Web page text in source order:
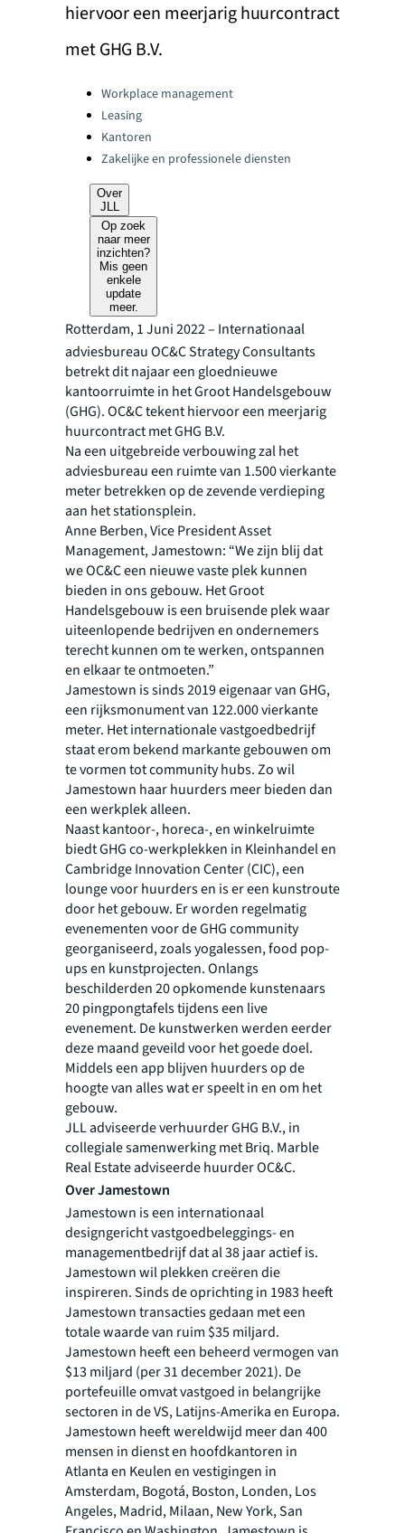
hiervoor een meerjarig huurcontract
met GHG B.V.
Categories:Workplace management
Leasing
Kantoren
Zakelijke en professionele diensten
Over
JLL
Op zoek
naar meer
inzichten?
Mis geen
enkele
update
meer.
Rotterdam, 1 Juni 2022– Internationaal
adviesbureau OC&C Strategy Consultants
betrekt dit najaar een gloednieuwe
kantoorruimte in het Groot Handelsgebouw
(GHG). OC&C tekent hiervoor een meerjarig
huurcontract met GHG B.V.
Na een uitgebreide verbouwing zal het
adviesbureau een ruimte van 1.500 vierkante
meter betrekken op de zevende verdieping
aan het stationsplein.
Anne Berben, Vice President Asset
Management, Jamestown: “We zijn blij dat
we OC&C een nieuwe vaste plek kunnen
bieden in ons gebouw. Het Groot
Handelsgebouw is een bruisende plek waar
uiteenlopende bedrijven en ondernemers
terecht kunnen om te werken, ontspannen
en elkaar te ontmoeten.”
Jamestown is sinds 2019 eigenaar van GHG,
een rijksmonument van 122.000 vierkante
meter. Het internationale vastgoedbedrijf
staat erom bekend markante gebouwen om
te vormen tot community hubs. Zo wil
Jamestown haar huurders meer bieden dan
een werkplek alleen.
Naast kantoor-, horeca-, en winkelruimte
biedt GHG co-werkplekken in Kleinhandel en
Cambridge Innovation Center (CIC), een
lounge voor huurders en is er een kunstroute
door het gebouw. Er worden regelmatig
evenementen voor de GHG community
georganiseerd, zoals yogalessen, food pop-
ups en kunstprojecten. Onlangs
beschilderden 20 opkomende kunstenaars
20 pingpongtafels tijdens een live
evenement. De kunstwerken werden eerder
deze maand geveild voor het goede doel.
Middels een app blijven huurders op de
hoogte van alles wat er speelt in en om het
gebouw.
JLL adviseerde verhuurder GHG B.V., in
collegiale samenwerking met Briq. Marble
Real Estate adviseerde huurder OC&C.
Over Jamestown
Jamestown is een internationaal
designgericht vastgoedbeleggings- en
managementbedrijf dat al 38 jaar actief is.
Jamestown wil plekken creëren die
inspireren. Sinds de oprichting in 1983 heeft
Jamestown transacties gedaan met een
totale waarde van ruim $35 miljard.
Jamestown heeft een beheerd vermogen van
$13 miljard (per 31 december 2021). De
portefeuille omvat vastgoed in belangrijke
sectoren in de VS, Latijns-Amerika en Europa.
Jamestown heeft wereldwijd meer dan 400
mensen in dienst en hoofdkantoren in
Atlanta en Keulen en vestigingen in
Amsterdam, Bogotá, Boston, Londen, Los
Angeles, Madrid, Milaan, New York, San